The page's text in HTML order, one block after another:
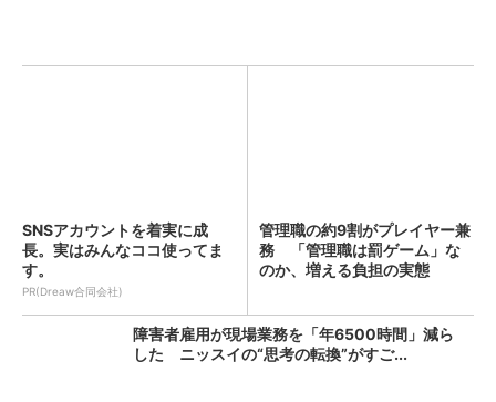
SNSアカウントを着実に成
長。実はみんなココ使ってま
す。
PR(Dreaw合同会社)
管理職の約9割がプレイヤー兼
務 「管理職は罰ゲーム」な
のか、増える負担の実態
障害者雇用が現場業務を「年6500時間」減ら
した ニッスイの“思考の転換”がすご...